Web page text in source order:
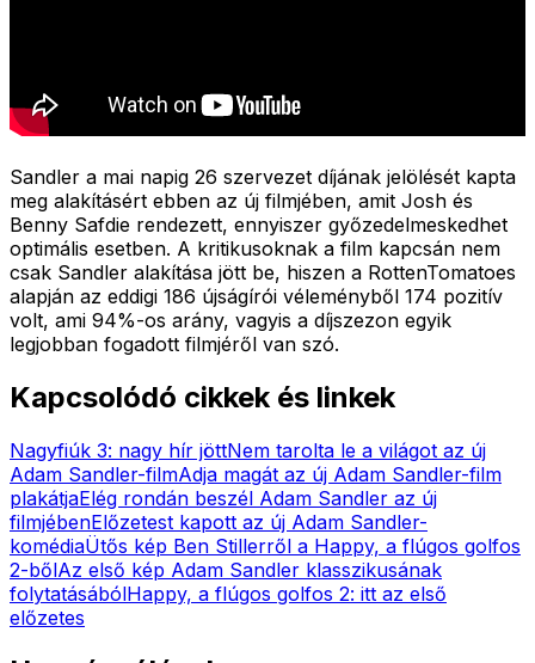
Sandler a mai napig 26 szervezet díjának jelölését kapta
meg alakításért ebben az új filmjében, amit Josh és
Benny Safdie rendezett, ennyiszer győzedelmeskedhet
optimális esetben. A kritikusoknak a film kapcsán nem
csak Sandler alakítása jött be, hiszen a RottenTomatoes
alapján az eddigi 186 újságírói véleményből 174 pozitív
volt, ami 94%-os arány, vagyis a díjszezon egyik
legjobban fogadott filmjéről van szó.
Kapcsolódó cikkek és linkek
Nagyfiúk 3: nagy hír jöttNem tarolta le a világot az új
Adam Sandler-filmAdja magát az új Adam Sandler-film
plakátjaElég rondán beszél Adam Sandler az új
filmjébenElőzetest kapott az új Adam Sandler-
komédiaÜtős kép Ben Stillerről a Happy, a flúgos golfos
2-bőlAz első kép Adam Sandler klasszikusának
folytatásábólHappy, a flúgos golfos 2: itt az első
előzetes